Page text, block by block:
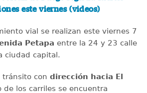
este viernes (videos)
vial se realizan este viernes 7
Petapa entre la 24 y 23 calle
ciudad capital.
tránsito con dirección hacia El
de los carriles se encuentra